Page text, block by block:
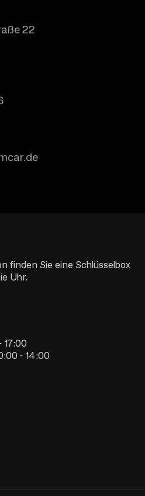
22
finden Sie eine Schlüsselbox
Uhr.
17:00
- 14:00